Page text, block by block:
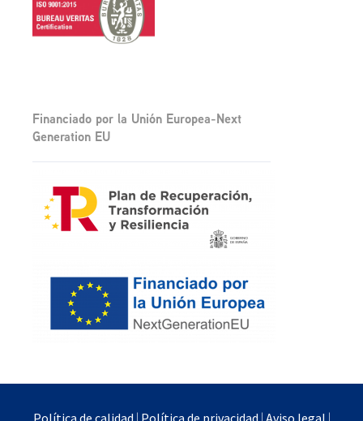
Financiado por la Unión Europea-Next
Generation EU
Política de calidad | Política de privacidad | Aviso legal |